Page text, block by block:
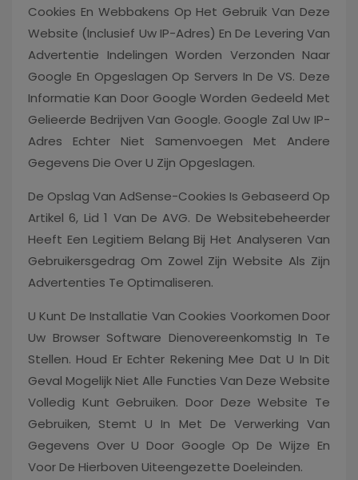
Cookies En Webbakens Op Het Gebruik Van Deze
Website (inclusief Uw IP-Adres) En De Levering Van
Advertentie Indelingen Worden Verzonden Naar
Google En Opgeslagen Op Servers In De VS. Deze
Informatie Kan Door Google Worden Gedeeld Met
Gelieerde Bedrijven Van Google. Google Zal Uw IP-
Adres Echter Niet Samenvoegen Met Andere
Gegevens Die Over U Zijn Opgeslagen.
De Opslag Van AdSense-Cookies Is Gebaseerd Op
Artikel 6, Lid 1 Van De AVG. De Websitebeheerder
Heeft Een Legitiem Belang Bij Het Analyseren Van
Gebruikersgedrag Om Zowel Zijn Website Als Zijn
Advertenties Te Optimaliseren.
U Kunt De Installatie Van Cookies Voorkomen Door
Uw Browser Software Dienovereenkomstig In Te
Stellen. Houd Er Echter Rekening Mee Dat U In Dit
Geval Mogelijk Niet Alle Functies Van Deze Website
Volledig Kunt Gebruiken. Door Deze Website Te
Gebruiken, Stemt U In Met De Verwerking Van
Gegevens Over U Door Google Op De Wijze En
Voor De Hierboven Uiteengezette Doeleinden.